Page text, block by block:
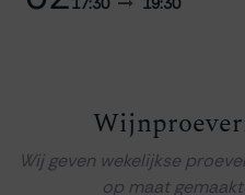
Wij geven wekelijkse
op maat